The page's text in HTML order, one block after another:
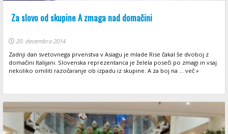
Za slovo od skupine A zmaga nad domačini
20. decembra 2014
Zadnji dan svetovnega prvenstva v Asiagu je mlade Rise čakal še dvoboj z
domačini Italijani. Slovenska reprezentanca je želela poseči po zmagi in vsaj
nekoliko omiliti razočaranje ob izpadu iz skupine. A za boj na ... več »